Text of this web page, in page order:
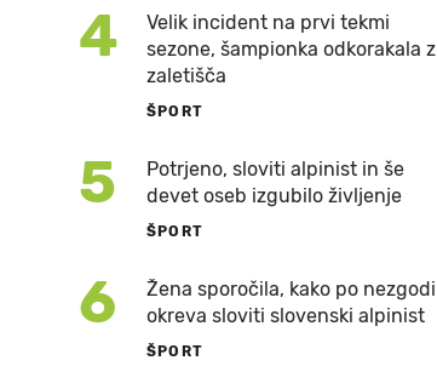
4
Velik incident na prvi tekmi
sezone, šampionka odkorakala z
zaletišča
ŠPORT
5
Potrjeno, sloviti alpinist in še
devet oseb izgubilo življenje
ŠPORT
6
Žena sporočila, kako po nezgodi
okreva sloviti slovenski alpinist
ŠPORT